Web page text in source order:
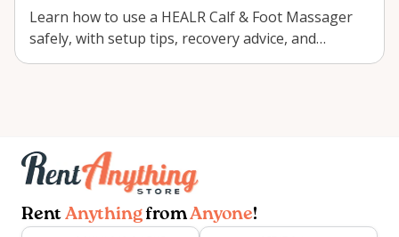
Learn how to use a HEALR Calf & Foot Massager
safely, with setup tips, recovery advice, and
Kemptvi…
Rent AnythingfromAnyone!